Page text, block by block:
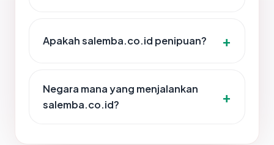
Apakah salemba.co.id penipuan?
Negara mana yang menjalankan
salemba.co.id?